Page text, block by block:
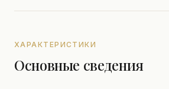
ХАРАКТЕРИСТИКИ
Основные сведения